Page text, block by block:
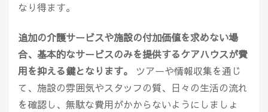
なり得ます。
追加の介護サービスや施設の付加価値を求めない場
合、基本的なサービスのみを提供するケアハウスが費
用を抑える鍵となります。
ツアーや情報収集を通じ
て、施設の雰囲気やスタッフの質、日々の生活の流れ
を確認し、無駄な費用がかからないようにしましょ